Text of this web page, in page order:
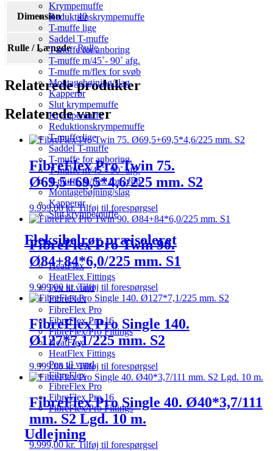
Krympemuffe
Reduktionskrympemuffe
T-muffe lige
Saddel T-muffe
T-muffe for anboring
T-muffe m/45˚- 90˚ afg.
T-muffe m/flex for svøb
Montagebøjning/slag
Kapperør
Slut krympemuffe
Krympemuffe
Reduktionskrympemuffe
T-muffe lige
Saddel T-muffe
T-muffe for anboring
T-muffe m/45˚- 90˚ afg.
T-muffe m/flex for svøb
Montagebøjning/slag
Kapperør
Slut krympemuffe
Fleksibelrør præisoleret
HeatFlex
HeatFlex Fittings
Pex til vand
FibreFlex
FibreFlex Pro
FibreFlex Pro 16
FibreFlex/Pro Fittings
HeatFlex
HeatFlex Fittings
Pex til vand
FibreFlex
FibreFlex Pro
FibreFlex Pro 16
FibreFlex/Pro Fittings
Udlejning
Dimension 40
Rulle / Længde Rulle
Relaterede produkter
Relaterede varer
FibreFlex Pro Twin 75.
Ø69,5+69,5*4,6/225 mm. S2
9.999,00kr. Tilføj til forespørgsel
FibreFlex Pro Twin 90.
Ø84+84*6,0/225 mm. S1
9.999,00 kr. Tilføj til forespørgsel
FibreFlex Pro Single 140.
Ø127*7,1/225 mm. S2
9.999,00kr. Tilføj til forespørgsel
FibreFlex Pro Single 40. Ø40*3,7/111
mm. S2 Lgd. 10 m.
9.999,00kr. Tilføj til forespørgsel